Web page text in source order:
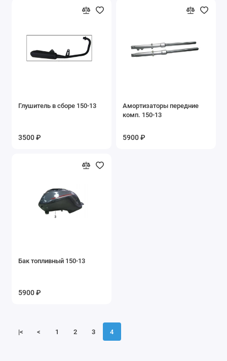
Запасные части на Трицикл
Покрышки б/у
Сайлентблоки
Фильтры воздушные
Глушитель в сборе 150-13
3500 ₽
Амортизаторы передние
комп. 150-13
5900 ₽
Бак топливный 150-13
5900 ₽
|< < 1 2 3 4